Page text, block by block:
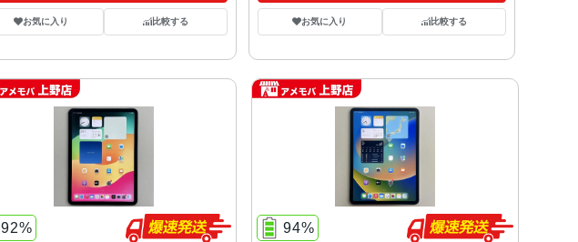
お気に入り 比較する お気に入り 比較する
92% 94%